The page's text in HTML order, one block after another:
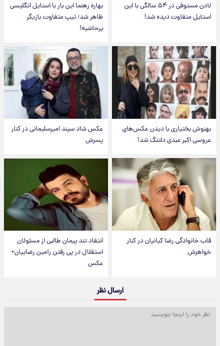
لادن مستوفی در ۵۴ سالگی با این
استایل متفاوت دیده شد!
بهاره رهنما این بار با استایل انگلیسی
ظاهر شد؛ تیپ متفاوت بازیگر
پرحاشیه!
بهنوش بختیاری با دیدن عکس‌های
عروسی اکبر عبدی دلتنگ شد!
عکس شاد سپند امیرسلیمانی در کنار
پسرش
قاب خانوادگی رضا کیانیان در کنار
خواهرش
انتقاد تند پیمان طالبی از مسئولان
استقلال در پی رفتن رامین رضاییان+
عکس
ارسال نظر